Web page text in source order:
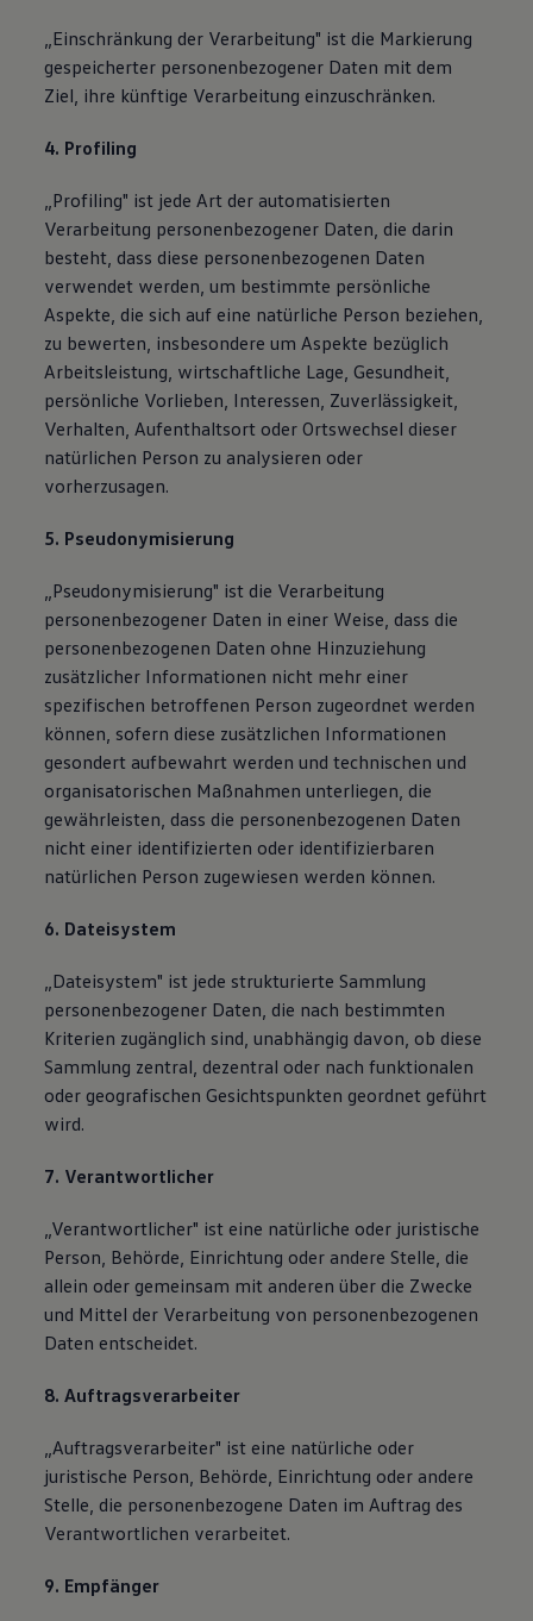
„Einschränkung der Verarbeitung" ist die Markierung
gespeicherter personenbezogener Daten mit dem
Ziel, ihre künftige Verarbeitung einzuschränken.
4. Profiling
„Profiling" ist jede Art der automatisierten
Verarbeitung personenbezogener Daten, die darin
besteht, dass diese personenbezogenen Daten
verwendet werden, um bestimmte persönliche
Aspekte, die sich auf eine natürliche Person beziehen,
zu bewerten, insbesondere um Aspekte bezüglich
Arbeitsleistung, wirtschaftliche Lage, Gesundheit,
persönliche Vorlieben, Interessen, Zuverlässigkeit,
Verhalten, Aufenthaltsort oder Ortswechsel dieser
natürlichen Person zu analysieren oder
vorherzusagen.
5. Pseudonymisierung
„Pseudonymisierung" ist die Verarbeitung
personenbezogener Daten in einer Weise, dass die
personenbezogenen Daten ohne Hinzuziehung
zusätzlicher Informationen nicht mehr einer
spezifischen betroffenen Person zugeordnet werden
können, sofern diese zusätzlichen Informationen
gesondert aufbewahrt werden und technischen und
organisatorischen Maßnahmen unterliegen, die
gewährleisten, dass die personenbezogenen Daten
nicht einer identifizierten oder identifizierbaren
natürlichen Person zugewiesen werden können.
6. Dateisystem
„Dateisystem" ist jede strukturierte Sammlung
personenbezogener Daten, die nach bestimmten
Kriterien zugänglich sind, unabhängig davon, ob diese
Sammlung zentral, dezentral oder nach funktionalen
oder geografischen Gesichtspunkten geordnet geführt
wird.
7. Verantwortlicher
„Verantwortlicher" ist eine natürliche oder juristische
Person, Behörde, Einrichtung oder andere Stelle, die
allein oder gemeinsam mit anderen über die Zwecke
und Mittel der Verarbeitung von personenbezogenen
Daten entscheidet.
8. Auftragsverarbeiter
„Auftragsverarbeiter" ist eine natürliche oder
juristische Person, Behörde, Einrichtung oder andere
Stelle, die personenbezogene Daten im Auftrag des
Verantwortlichen verarbeitet.
9. Empfänger